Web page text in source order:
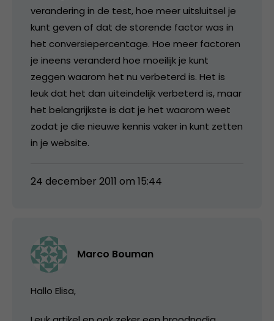
verandering in de test, hoe meer uitsluitsel je
kunt geven of dat de storende factor was in
het conversiepercentage. Hoe meer factoren
je ineens veranderd hoe moeilijk je kunt
zeggen waarom het nu verbeterd is. Het is
leuk dat het dan uiteindelijk verbeterd is, maar
het belangrijkste is dat je het waarom weet
zodat je die nieuwe kennis vaker in kunt zetten
in je website.
24 december 2011 om 15:44
Marco Bouman
Hallo Elisa,